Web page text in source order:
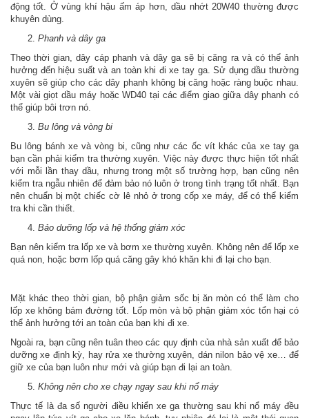
động tốt. Ở vùng khí hậu ấm áp hơn, dầu nhớt 20W40 thường được
khuyên dùng.
Phanh và dây ga
Theo thời gian, dây cáp phanh và dây ga sẽ bị căng ra và có thể ảnh
hưởng đến hiệu suất và an toàn khi đi xe tay ga. Sử dụng dầu thường
xuyên sẽ giúp cho các dây phanh không bị căng hoặc ràng buộc nhau.
Một vài giọt dầu máy hoặc WD40 tại các điểm giao giữa dây phanh có
thể giúp bôi trơn nó.
Bu lông và vòng bi
Bu lông bánh xe và vòng bi, cũng như các ốc vít khác của xe tay ga
bạn cần phải kiểm tra thường xuyên. Việc này được thực hiện tốt nhất
với mỗi lần thay dầu, nhưng trong một số trường hợp, bạn cũng nên
kiểm tra ngẫu nhiên để đảm bảo nó luôn ở trong tình trạng tốt nhất. Bạn
nên chuẩn bị một chiếc cờ lê nhỏ ở trong cốp xe máy, để có thể kiểm
tra khi cần thiết.
Bảo dưỡng lốp và hệ thống giảm xóc
Bạn nên kiểm tra lốp xe và bơm xe thường xuyên. Không nên để lốp xe
quá non, hoặc bơm lốp quá căng gây khó khăn khi đi lại cho bạn.
Mặt khác theo thời gian, bộ phận giảm sốc bị ăn mòn có thể làm cho
lốp xe không bám đường tốt. Lốp mòn và bộ phận giảm xóc tổn hại có
thể ảnh hưởng tới an toàn của bạn khi đi xe.
Ngoài ra, bạn cũng nên tuân theo các quy định của nhà sản xuất để bảo
dưỡng xe định kỳ, hay rửa xe thường xuyên, dán nilon bảo vệ xe… để
giữ xe của bạn luôn như mới và giúp bạn đi lại an toàn.
Không nên cho xe chạy ngay sau khi nổ máy
Thực tế là đa số người điều khiển xe ga thường sau khi nổ máy đều